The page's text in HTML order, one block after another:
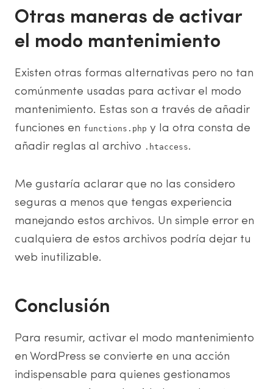
Otras maneras de activar
el modo mantenimiento
Existen otras formas alternativas pero no tan
comúnmente usadas para activar el modo
mantenimiento. Estas son a través de añadir
funciones en functions.php y la otra consta de
añadir reglas al archivo .htaccess.
Me gustaría aclarar que no las considero
seguras a menos que tengas experiencia
manejando estos archivos. Un simple error en
cualquiera de estos archivos podría dejar tu
web inutilizable.
Conclusión
Para resumir, activar el modo mantenimiento
en WordPress se convierte en una acción
indispensable para quienes gestionamos